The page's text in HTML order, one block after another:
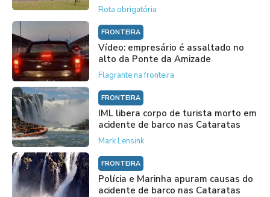
Rota obrigatória
FRONTEIRA
Vídeo: empresário é assaltado no
alto da Ponte da Amizade
Flagrante na fronteira
FRONTEIRA
IML libera corpo de turista morto em
acidente de barco nas Cataratas
Mark Lensink
FRONTEIRA
Polícia e Marinha apuram causas do
acidente de barco nas Cataratas